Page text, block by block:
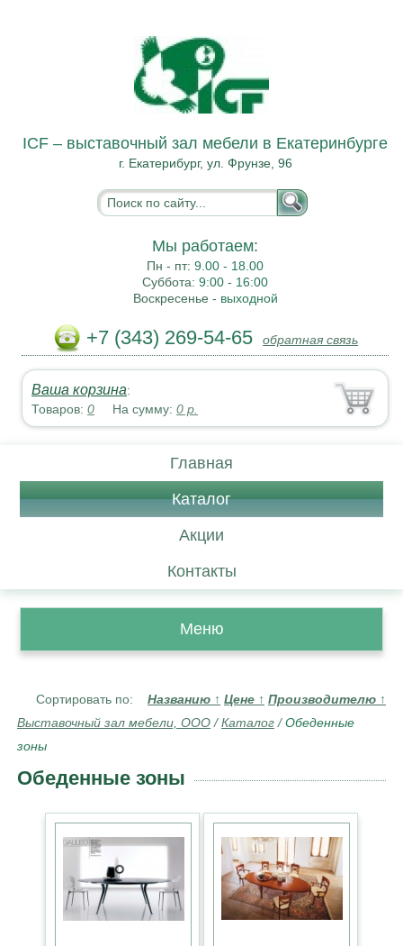
ICF – выставочный зал мебели в Екатеринбурге
г. Екатерибург, ул. Фрунзе, 96
Мы работаем:
Пн - пт:9.00 - 18.00
Суббота:9:00 - 16:00
Воскресенье - выходной
+7 (343) 269-54-65 обратная связь
Ваша корзина:
Товаров:0 На сумму:0 р.
Главная
Каталог
Акции
Контакты
Меню
Сортировать по: Названию ↑ Цене ↑ Производителю ↑
Выставочный зал мебели, ООО /Каталог /Обеденные
зоны
Обеденные зоны